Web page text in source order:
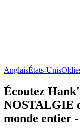
AnglaisÉtats-Unis
Écoutez
NOSTALGIE
monde entier